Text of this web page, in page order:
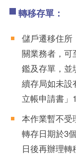
轉移存單：
儲戶遷移住所
關業務者，可
鑑及存單，並
續存局如未設
立帳申請書」1
本作業暫不受
轉存日期於3
日後再辦理轉